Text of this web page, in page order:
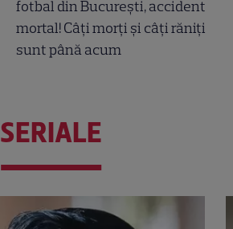
fotbal din București, accident
mortal! Câți morți și câți răniți
sunt până acum
SERIALE